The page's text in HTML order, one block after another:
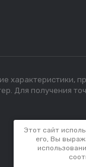
Для получения
Этот сайт
его, Вы